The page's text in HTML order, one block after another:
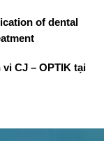
of dental
CJ – OPTIK tại